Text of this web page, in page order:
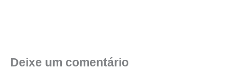
Deixe um comentário